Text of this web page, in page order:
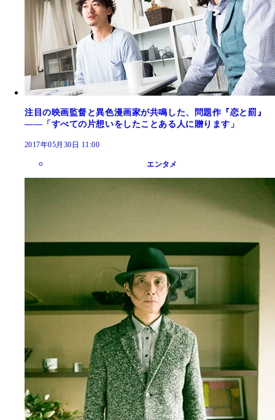
注目の映画監督と異色漫画家が共鳴した、問題作『恋と罰』
――「すべての片想いをしたことある人に贈ります」
2017年05月30日 11:00
エンタメ